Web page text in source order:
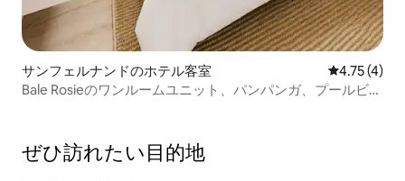
サンフェルナンドのホテル客室 レビュー4
4.75 (4)
Bale Rosieのワンルームユニット、パンパンガ、プールビュ
ぜひ訪⁠れ⁠た⁠い目⁠的⁠地